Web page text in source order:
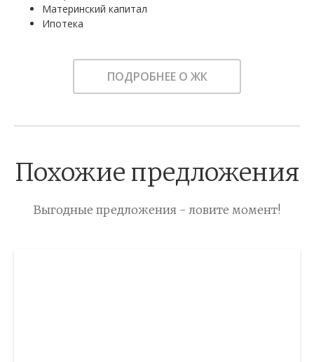
Материнский капитал
Ипотека
ПОДРОБНЕЕ О ЖК
Похожие предложения
Выгодные предложения - ловите момент!